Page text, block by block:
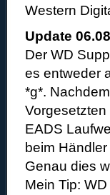
Western
Update
Der WD
es entweder
*g*.
EADS
beim
Genau dies
Mein Tip: